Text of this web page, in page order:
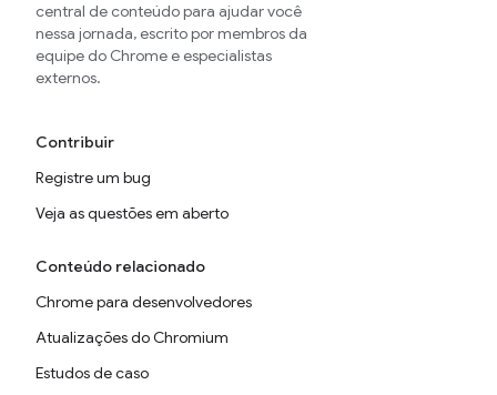
central de conteúdo para ajudar você
nessa jornada, escrito por membros da
equipe do Chrome e especialistas
externos.
Contribuir
Registre um bug
Veja as questões em aberto
Conteúdo relacionado
Chrome para desenvolvedores
Atualizações do Chromium
Estudos de caso